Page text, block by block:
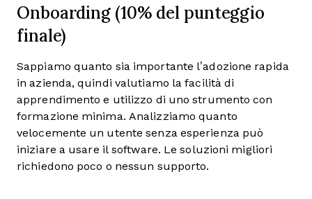
Onboarding (10% del punteggio
finale)
Sappiamo quanto sia importante l’adozione rapida
in azienda, quindi valutiamo la facilità di
apprendimento e utilizzo di uno strumento con
formazione minima. Analizziamo quanto
velocemente un utente senza esperienza può
iniziare a usare il software. Le soluzioni migliori
richiedono poco o nessun supporto.